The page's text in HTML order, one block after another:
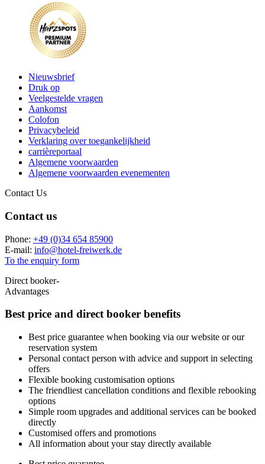
Nieuwsbrief
Druk op
Veelgestelde vragen
Aankomst
Colofon
Privacybeleid
Verklaring over toegankelijkheid
carrièreportaal
Algemene voorwaarden
Algemene voorwaarden evenementen
Contact Us
Contact us
Phone: +49 (0)34 654 85900
E-mail: info@hotel-freiwerk.de
To the enquiry form
Direct booker-
Advantages
Best price and direct booker benefits
Best price guarantee when booking via our website or our
reservation system
Personal contact person with advice and support in selecting
offers
Flexible booking customisation options
The friendliest cancellation conditions and flexible rebooking
options
Simple room upgrades and additional services can be booked
directly
Customised offers and promotions
All information about your stay directly available